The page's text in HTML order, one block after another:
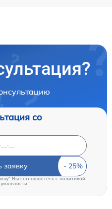
со
заявку
Вы соглашаетесь cполитикой